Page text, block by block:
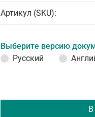
Артикул (SKU):
Выберите версию
Русский
В